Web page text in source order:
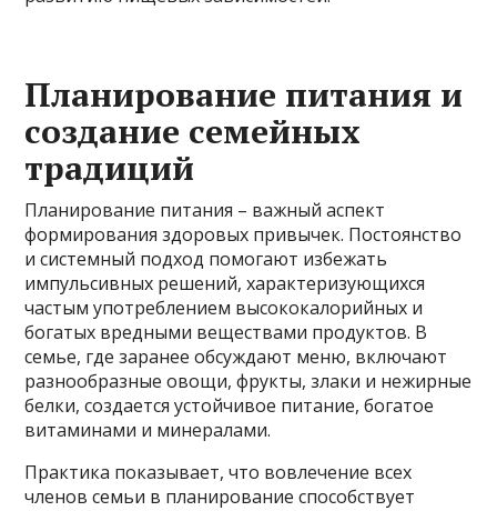
Планирование питания и
создание семейных
традиций
Планирование питания – важный аспект
формирования здоровых привычек. Постоянство
и системный подход помогают избежать
импульсивных решений, характеризующихся
частым употреблением высококалорийных и
богатых вредными веществами продуктов. В
семье, где заранее обсуждают меню, включают
разнообразные овощи, фрукты, злаки и нежирные
белки, создается устойчивое питание, богатое
витаминами и минералами.
Практика показывает, что вовлечение всех
членов семьи в планирование способствует